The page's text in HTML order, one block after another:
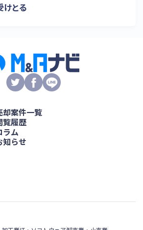
けとる
却案件一覧
覧履歴
ラム
知らせ